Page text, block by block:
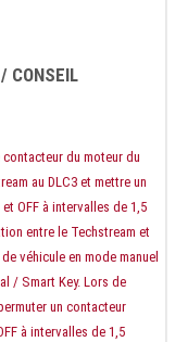
CONSEIL
du moteur du
au DLC3 et mettre un
OFF à intervalles de 1,5
entre le Techstream et
véhicule en mode manuel
/ Smart Key. Lors de
un contacteur
à intervalles de 1,5